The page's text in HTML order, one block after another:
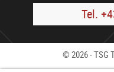
Tel.
© 2026 - TSG